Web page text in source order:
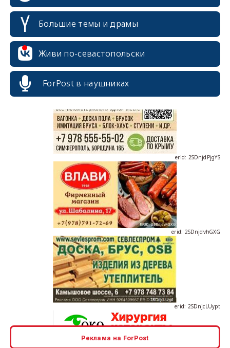
Большие темы и драмы
Живи по-севастопольски
ForPost в наушниках
erid: 2SDnjdvhGXG
Реклама на ForPost